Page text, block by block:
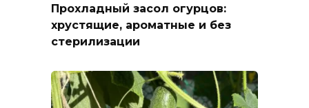
Прохладный засол огурцов:
хрустящие, ароматные и без
стерилизации